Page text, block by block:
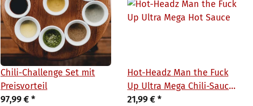
Chili-Challenge Set mit
Preisvorteil
97,99 €*
Hot-Headz Man the Fuck
Up Ultra Mega Chili-Sauce
148 ml
21,99 €*